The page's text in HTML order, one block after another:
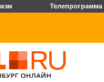
Телепрограмма